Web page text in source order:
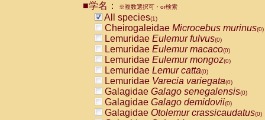
CebidaeCebus nigrivittatus
CebidaeCebus
CebidaeSaimiri boliviensis(0)
CebidaeSaimiri sciureus(0)
AtelidaeAlouatta caraya(0)
AtelidaeAlouatta fusca(0)
AtelidaeAlouatta seniculus
AtelidaeAlouattaspp.(0)
AtelidaeAteles belzebuth(0)
AtelidaeAteles geoffroyi(0)
AtelidaeAteles paniscus(0)
■学名： ※複数選択可・or検索
All species(1)
Cheirogaleidae Microcebus murinus(0)
Lemuridae Eulemur fulvus(0)
Lemuridae Eulemur macaco(0)
Lemuridae Eulemur mongoz(0)
Lemuridae Lemur catta(0)
Lemuridae Varecia variegata(0)
Galagidae Galago senegalensis(0)
Galagidae Galago demidovii(0)
Galagidae Otolemur crassicaudatus(0)